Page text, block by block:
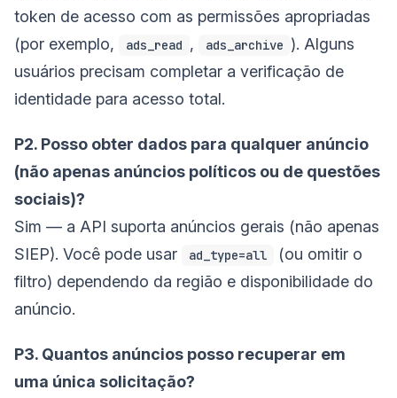
token de acesso com as permissões apropriadas
(por exemplo,
ads_read , ads_archive ). Alguns
usuários precisam completar a verificação de
identidade para acesso total.
P2. Posso obter dados para qualquer anúncio
(não apenas anúncios políticos ou de questões
sociais)?
Sim — a API suporta anúncios gerais (não apenas
SIEP). Você pode usar
ad_type=all
(ou omitir o
filtro) dependendo da região e disponibilidade do
anúncio.
P3. Quantos anúncios posso recuperar em
uma única solicitação?